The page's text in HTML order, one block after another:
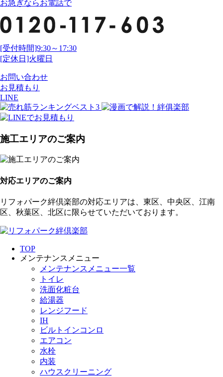
お急ぎならお電話で
[受付時間]9:30～17:30
[定休日]火曜日
お問い合わせ
お見積もり
LINE
施工エリアのご案内
対応エリアのご案内
リフォパーク絆倶楽部の対応エリアは、東区、中央区、江南
区、秋葉区、北区に限らせていただいております。
TOP
メンテナンスメニュー
メンテナンスメニュー一覧
トイレ
洗面化粧台
給湯器
レンジフード
IH
ビルトインコンロ
エアコン
水栓
内装
ハウスクリーニング